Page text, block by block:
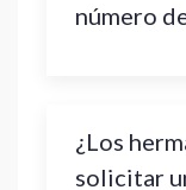
número
¿Los
solicitar